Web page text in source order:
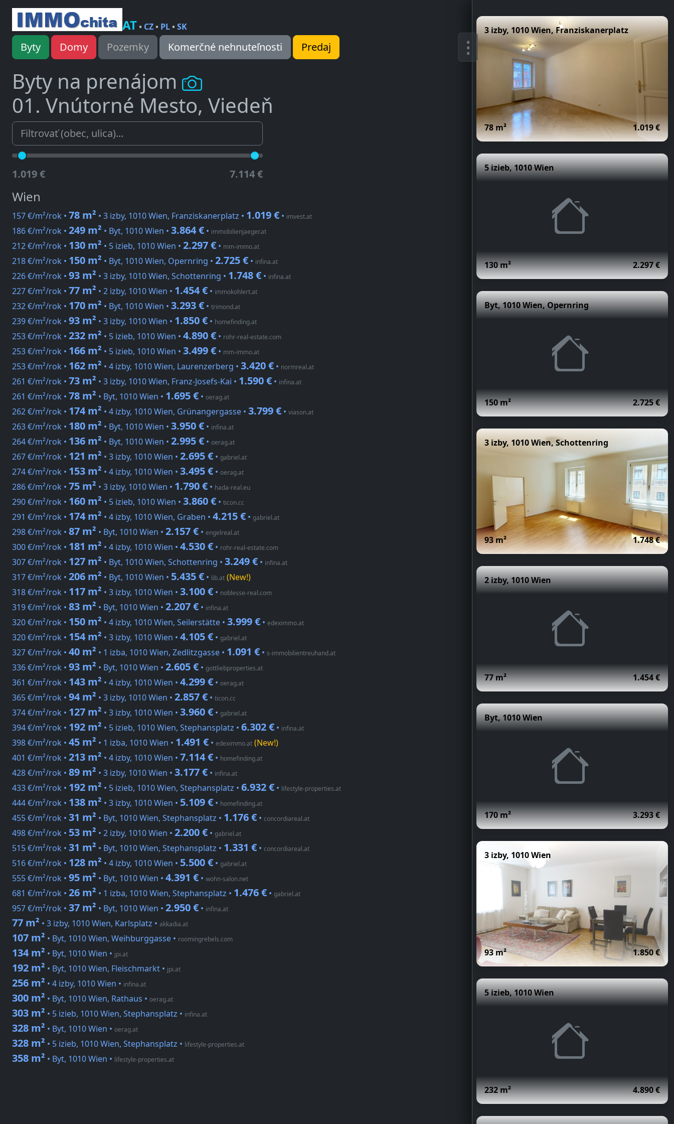
AT• CZ• PL•SK
Byty Domy Pozemky Komerčné nehnuteľnosti Predaj
Byty na prenájom
01. Vnútorné Mesto, Viedeň
1.019 € 7.114 €
Wien
157 €/m²/rok • 78 m² • 3 izby, 1010 Wien, Franziskanerplatz • 1.019 € • imvest.at
186 €/m²/rok • 249 m² • Byt, 1010 Wien • 3.864 € • immobilienjaeger.at
212 €/m²/rok • 130 m² • 5 izieb, 1010 Wien • 2.297 € • mm-immo.at
218 €/m²/rok • 150 m² • Byt, 1010 Wien, Opernring • 2.725 € • infina.at
226 €/m²/rok • 93 m² • 3 izby, 1010 Wien, Schottenring • 1.748 € • infina.at
227 €/m²/rok • 77 m² • 2 izby, 1010 Wien • 1.454 € • immokohlert.at
232 €/m²/rok • 170 m² • Byt, 1010 Wien • 3.293 € • trimond.at
239 €/m²/rok • 93 m² • 3 izby, 1010 Wien • 1.850 € • homefinding.at
253 €/m²/rok • 232 m² • 5 izieb, 1010 Wien • 4.890 € • rohr-real-estate.com
253 €/m²/rok • 166 m² • 5 izieb, 1010 Wien • 3.499 € • mm-immo.at
253 €/m²/rok • 162 m² • 4 izby, 1010 Wien, Laurenzerberg • 3.420 € • normreal.at
261 €/m²/rok • 73 m² • 3 izby, 1010 Wien, Franz-Josefs-Kai • 1.590 € • infina.at
261 €/m²/rok • 78 m² • Byt, 1010 Wien • 1.695 € • oerag.at
262 €/m²/rok • 174 m² • 4 izby, 1010 Wien, Grünangergasse • 3.799 € • viason.at
263 €/m²/rok • 180 m² • Byt, 1010 Wien • 3.950 € • infina.at
264 €/m²/rok • 136 m² • Byt, 1010 Wien • 2.995 € • oerag.at
267 €/m²/rok • 121 m² • 3 izby, 1010 Wien • 2.695 € • gabriel.at
274 €/m²/rok • 153 m² • 4 izby, 1010 Wien • 3.495 € • oerag.at
286 €/m²/rok • 75 m² • 3 izby, 1010 Wien • 1.790 € • hada-real.eu
290 €/m²/rok • 160 m² • 5 izieb, 1010 Wien • 3.860 € • ticon.cc
291 €/m²/rok • 174 m² • 4 izby, 1010 Wien, Graben • 4.215 € • gabriel.at
298 €/m²/rok • 87 m² • Byt, 1010 Wien • 2.157 € • engelreal.at
300 €/m²/rok • 181 m² • 4 izby, 1010 Wien • 4.530 € • rohr-real-estate.com
307 €/m²/rok • 127 m² • Byt, 1010 Wien, Schottenring • 3.249 € • infina.at
317 €/m²/rok • 206 m² • Byt, 1010 Wien • 5.435 € • lib.at (New!)
318 €/m²/rok • 117 m² • 3 izby, 1010 Wien • 3.100 € • noblesse-real.com
319 €/m²/rok • 83 m² • Byt, 1010 Wien • 2.207 € • infina.at
320 €/m²/rok • 150 m² • 4 izby, 1010 Wien, Seilerstätte • 3.999 € • edeximmo.at
320 €/m²/rok • 154 m² • 3 izby, 1010 Wien • 4.105 € • gabriel.at
327 €/m²/rok • 40 m² • 1 izba, 1010 Wien, Zedlitzgasse • 1.091 € • s-immobilientreuhand.at
336 €/m²/rok • 93 m² • Byt, 1010 Wien • 2.605 € • gottliebproperties.at
361 €/m²/rok • 143 m² • 4 izby, 1010 Wien • 4.299 € • oerag.at
365 €/m²/rok • 94 m² • 3 izby, 1010 Wien • 2.857 € • ticon.cc
374 €/m²/rok • 127 m² • 3 izby, 1010 Wien • 3.960 € • gabriel.at
394 €/m²/rok • 192 m² • 5 izieb, 1010 Wien, Stephansplatz • 6.302 € • infina.at
398 €/m²/rok • 45 m² • 1 izba, 1010 Wien • 1.491 € • edeximmo.at (New!)
401 €/m²/rok • 213 m² • 4 izby, 1010 Wien • 7.114 € • homefinding.at
428 €/m²/rok • 89 m² • 3 izby, 1010 Wien • 3.177 € • infina.at
433 €/m²/rok • 192 m² • 5 izieb, 1010 Wien, Stephansplatz • 6.932 € • lifestyle-properties.at
444 €/m²/rok • 138 m² • 3 izby, 1010 Wien • 5.109 € • homefinding.at
455 €/m²/rok • 31 m² • Byt, 1010 Wien, Stephansplatz • 1.176 € • concordiareal.at
498 €/m²/rok • 53 m² • 2 izby, 1010 Wien • 2.200 € • gabriel.at
515 €/m²/rok • 31 m² • Byt, 1010 Wien, Stephansplatz • 1.331 € • concordiareal.at
516 €/m²/rok • 128 m² • 4 izby, 1010 Wien • 5.500 € • gabriel.at
555 €/m²/rok • 95 m² • Byt, 1010 Wien • 4.391 € • wohn-salon.net
681 €/m²/rok • 26 m² • 1 izba, 1010 Wien, Stephansplatz • 1.476 € • gabriel.at
957 €/m²/rok • 37 m² • Byt, 1010 Wien • 2.950 € • infina.at
77 m² • 3 izby, 1010 Wien, Karlsplatz • akkadia.at
107 m² • Byt, 1010 Wien, Weihburggasse • roomingrebels.com
134 m² • Byt, 1010 Wien • jpi.at
192 m² • Byt, 1010 Wien, Fleischmarkt • jpi.at
256 m² • 4 izby, 1010 Wien • infina.at
300 m² • Byt, 1010 Wien, Rathaus • oerag.at
303 m² • 5 izieb, 1010 Wien, Stephansplatz • infina.at
328 m² • Byt, 1010 Wien • oerag.at
328 m² • 5 izieb, 1010 Wien, Stephansplatz • lifestyle-properties.at
358 m² • Byt, 1010 Wien • lifestyle-properties.at